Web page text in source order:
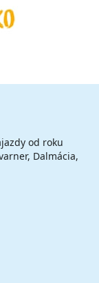
od roku
Dalmácia,